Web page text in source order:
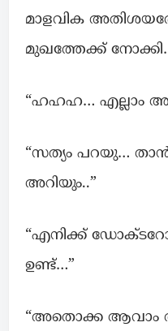
മാളവിക
മുഖത്തേക്ക്
“ഹഹഹ… എല്ലാം
“സത്യം പറയു…
അറിയും..”
“എനിക്ക്
ഉണ്ട്‌…”
“അതൊക്ക ആവാം